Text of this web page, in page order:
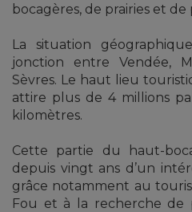
bocagères, de prairies et de
La situation
jonction entre Vendée,
Sèvres. Le haut lieu
attire plus de 4 millions
kilomètres.
Cette partie du haut-
depuis vingt ans d’un
grâce notamment au
Fou et à la recherche de